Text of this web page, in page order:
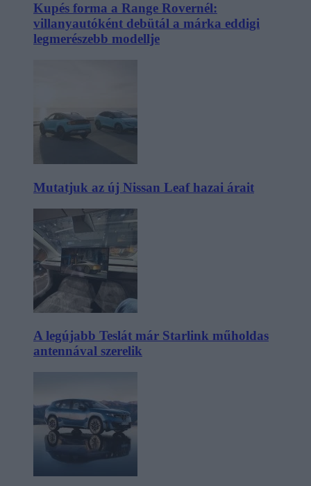
Kupés forma a Range Rovernél:
villanyautóként debütál a márka eddigi
legmerészebb modellje
Mutatjuk az új Nissan Leaf hazai árait
A legújabb Teslát már Starlink műholdas
antennával szerelik